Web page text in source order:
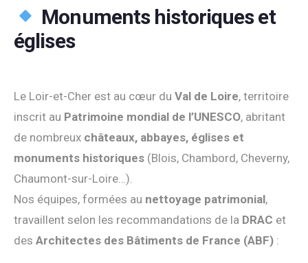
Monuments historiques et
églises
Le Loir-et-Cher est au cœur du Val de Loire, territoire
inscrit au Patrimoine mondial de l’UNESCO, abritant
de nombreux châteaux, abbayes, églises et
monuments historiques (Blois, Chambord, Cheverny,
Chaumont-sur-Loire…).
Nos équipes, formées au nettoyage patrimonial,
travaillent selon les recommandations de la DRAC et
des Architectes des Bâtiments de France (ABF) :